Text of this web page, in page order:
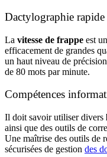
Dactylographie rapide
La vitesse de frappe est
efficacement de grandes
un haut niveau de
de 80 mots par minute.
Compétences
Il doit savoir utiliser divers
ainsi que des outils de
Une maîtrise des outils de
sécurisées de gestion des